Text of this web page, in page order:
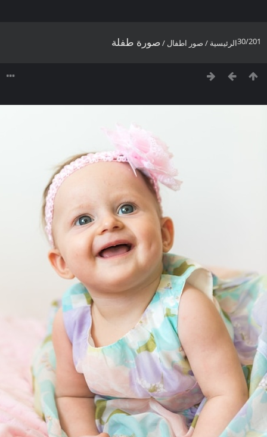
30/201الرئيسية/ صور اطفال/ صورة طفلة